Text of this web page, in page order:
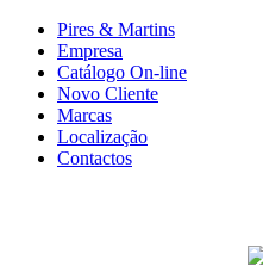
Pires & Martins
Empresa
Catálogo On-line
Novo Cliente
Marcas
Localização
Contactos